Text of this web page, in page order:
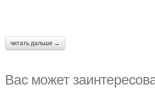
читать дальше →
Вас может